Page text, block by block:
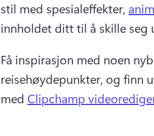
stil med spesialeffekter,
innholdet ditt til å skille seg
Få inspirasjon med noen
reisehøydepunkter, og finn
med Clipchamp